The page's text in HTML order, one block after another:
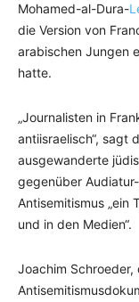
Mohamed-al-Dura-
die Version von
arabischen Jungen
hatte.
„Journalisten in
antiisraelisch“, sagt
ausgewanderte
gegenüber
Antisemitismus „ein
und in den Medien“.
Joachim Schroeder,